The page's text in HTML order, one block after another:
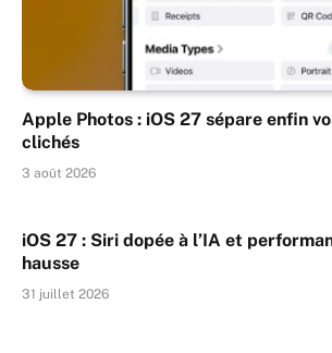
Apple Photos : iOS 27 sépare enfin
clichés
3 août 2026
iOS 27 : Siri dopée à l’IA et
hausse
31 juillet 2026